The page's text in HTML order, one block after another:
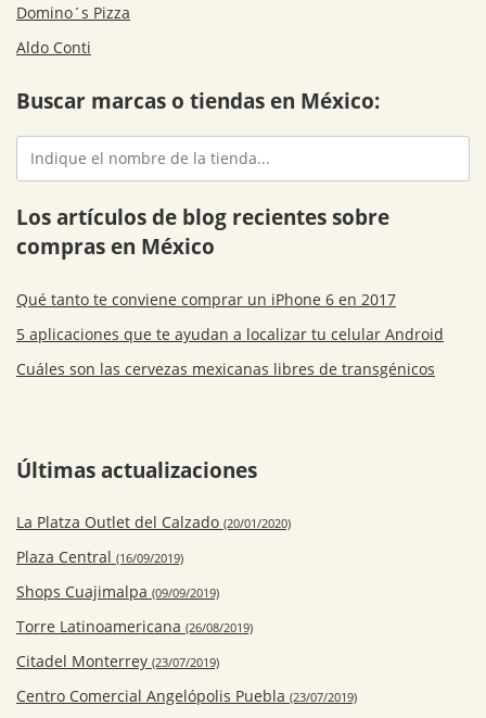
Domino´s Pizza
Aldo Conti
Buscar marcas o tiendas en México:
Los artículos de blog recientes sobre
compras en México
Qué tanto te conviene comprar un iPhone 6 en 2017
5 aplicaciones que te ayudan a localizar tu celular Android
Cuáles son las cervezas mexicanas libres de transgénicos
Últimas actualizaciones
La Platza Outlet del Calzado (20/01/2020)
Plaza Central (16/09/2019)
Shops Cuajimalpa (09/09/2019)
Torre Latinoamericana (26/08/2019)
Citadel Monterrey (23/07/2019)
Centro Comercial Angelópolis Puebla (23/07/2019)